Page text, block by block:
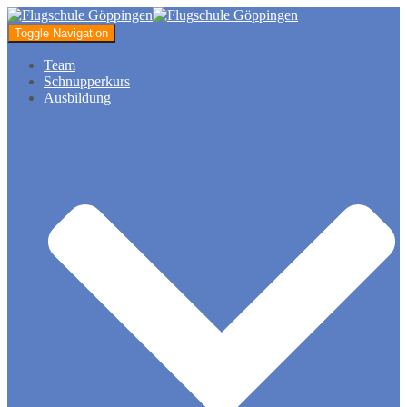
Toggle Navigation
Team
Schnupperkurs
Ausbildung